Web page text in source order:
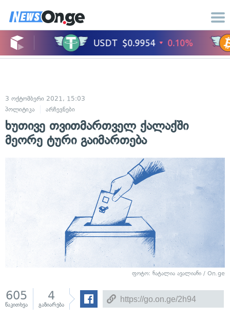
3 ოქტომბერი 2021, 15:03
პოლიტიკა
არჩევნები
ხუთივე თვითმართველ ქალაქში
მეორე ტური გაიმართება
ფოტო: ნატალია ავალიანი / On.ge
605
წაკითხვა
4
გაზიარება